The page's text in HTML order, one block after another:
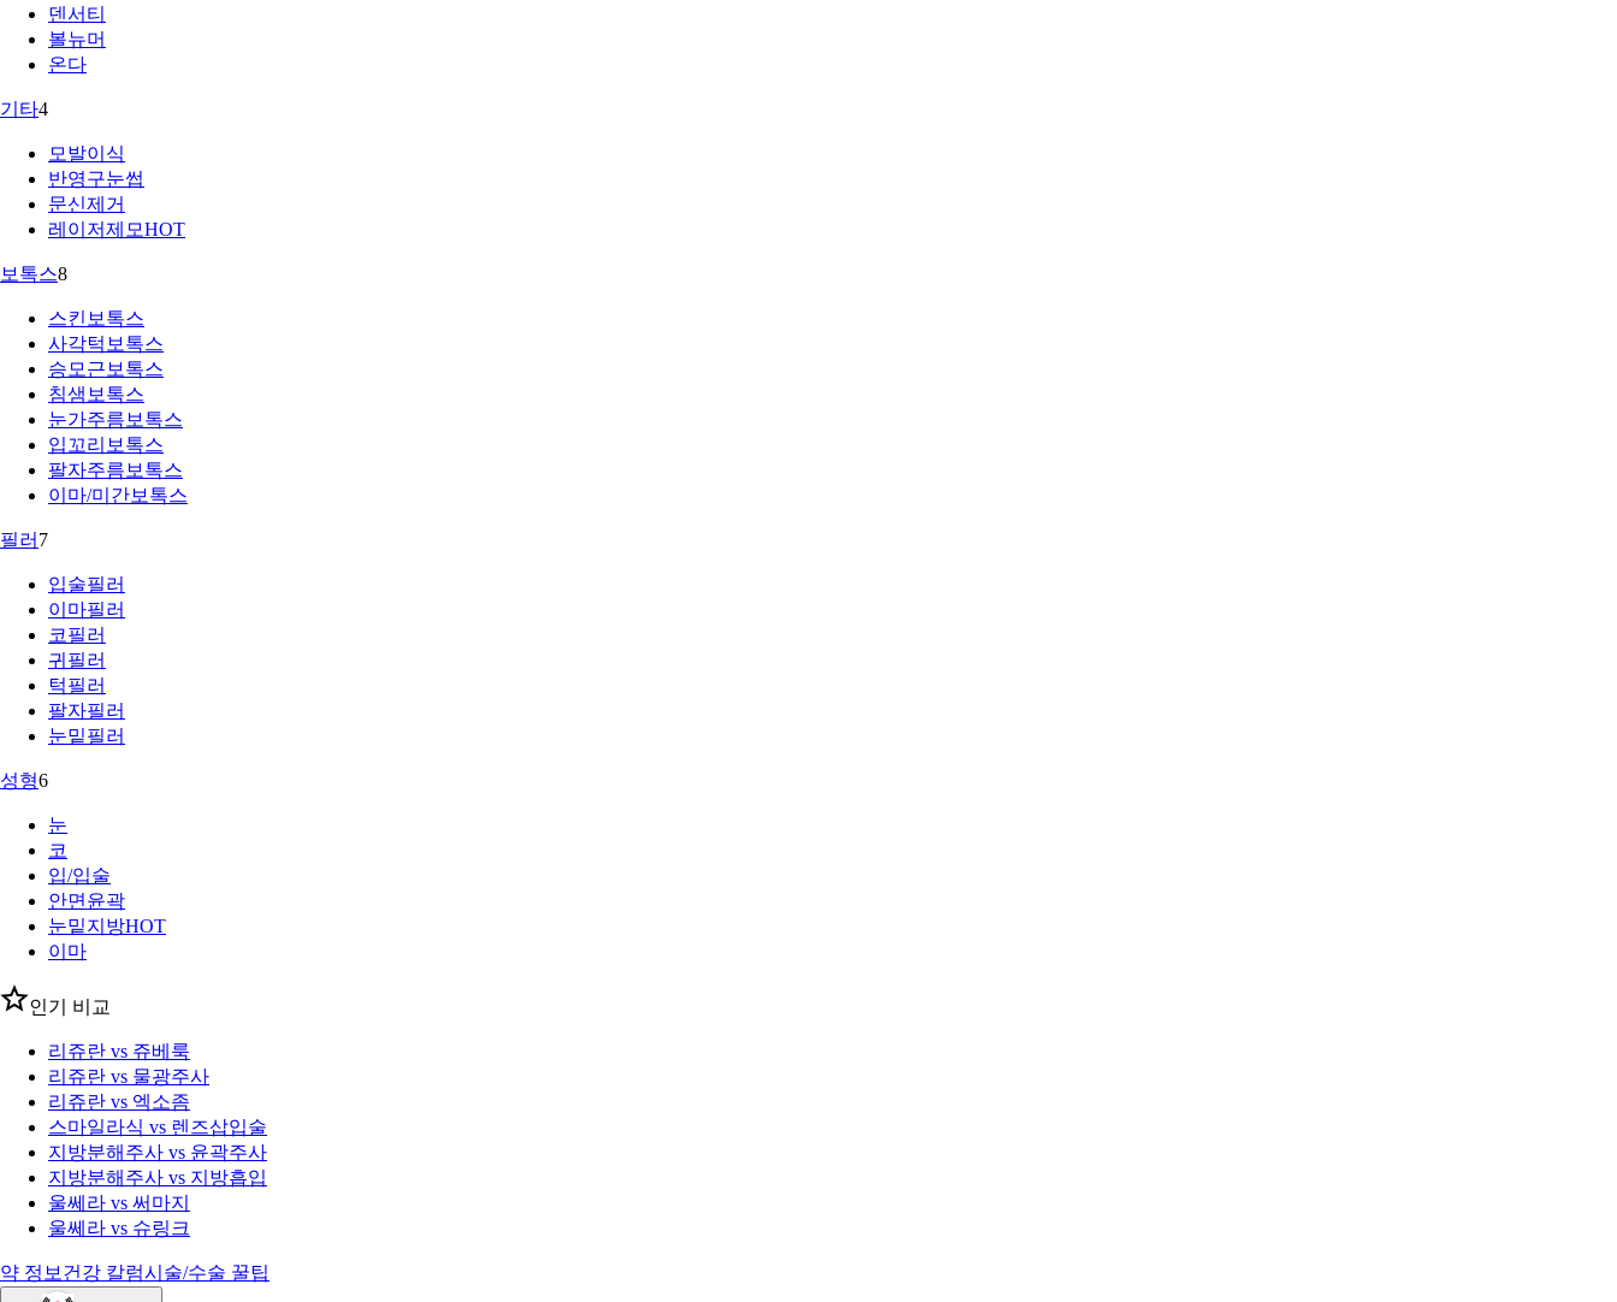
덴서티
볼뉴머
온다
기타4
모발이식
반영구눈썹
문신제거
레이저제모HOT
보톡스8
스킨보톡스
사각턱보톡스
승모근보톡스
침샘보톡스
눈가주름보톡스
입꼬리보톡스
팔자주름보톡스
이마/미간보톡스
필러 7
입술필러
이마필러
코필러
귀필러
턱필러
팔자필러
눈밑필러
성형6
눈
코
입/입술
안면윤곽
눈밑지방HOT
이마
인기 비교
리쥬란 vs 쥬베룩
리쥬란 vs 물광주사
리쥬란 vs 엑소좀
스마일라식 vs 렌즈삽입술
지방분해주사 vs 윤곽주사
지방분해주사 vs 지방흡입
울쎄라 vs 써마지
울쎄라 vs 슈링크
약 정보 건강 칼럼시술/수술 꿀팁